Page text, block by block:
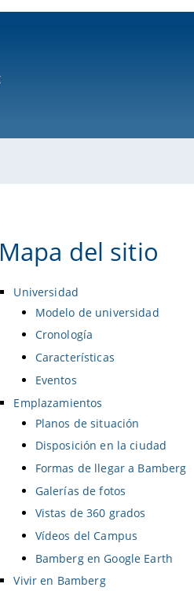
Mapa del sitio
Universidad
Modelo de universidad
Cronología
Características
Eventos
Emplazamientos
Planos de situación
Disposición en la ciudad
Formas de llegar a Bamberg
Galerías de fotos
Vistas de 360 grados
Vídeos del Campus
Bamberg en Google Earth
Vivir en Bamberg